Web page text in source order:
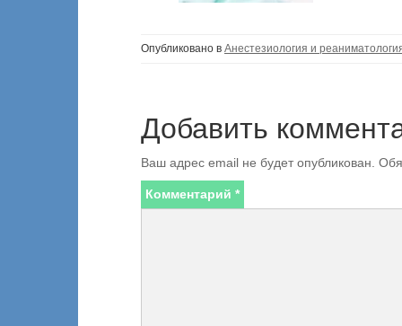
Опубликовано в Анестезиология и
Добавить
Ваш адрес email не будет опубликован.
Комментарий *